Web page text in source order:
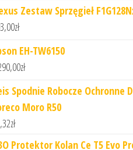
Zestaw Sprzęgieł
zł
EH-TW6150
zł
Spodnie Robocze Ochronne
Moro R50
zł
Protektor Kolan Ce T5 Evo